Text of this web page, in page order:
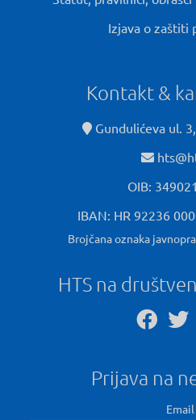
Izjava o zaštiti
Kontakt &
Gundulićeva ul.
OIB:
IBAN: HR 92236
Brojčana oznaka
HTS na
Prijava na
Email